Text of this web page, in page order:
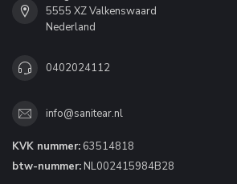
5555 XZ Valkenswaard
Nederland
0402024112
info@sanitear.nl
KVK nummer: 63514818
btw-nummer: NL002415984B28